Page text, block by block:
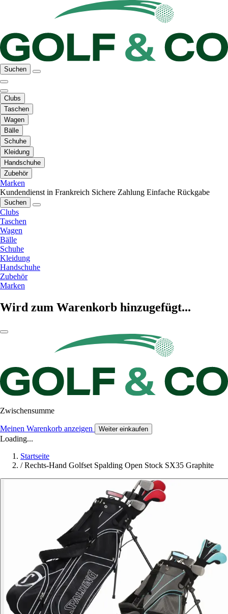
Suchen
Clubs
Taschen
Wagen
Bälle
Schuhe
Kleidung
Handschuhe
Zubehör
Marken
Kundendienst in Frankreich Sichere Zahlung Einfache Rückgabe
Suchen
Clubs
Taschen
Wagen
Bälle
Schuhe
Kleidung
Handschuhe
Zubehör
Marken
Wird zum Warenkorb hinzugefügt...
Zwischensumme
Meinen Warenkorb anzeigen Weiter einkaufen
Loading...
Startseite
/ Rechts-Hand Golfset Spalding Open Stock SX35 Graphite